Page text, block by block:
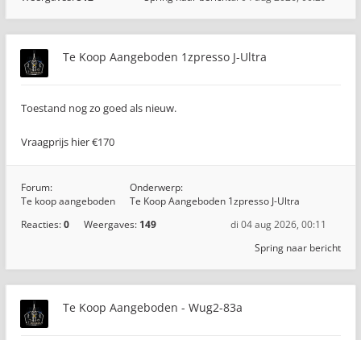
Te Koop Aangeboden 1zpresso J-Ultra
Toestand nog zo goed als nieuw.
Vraagprijs hier €170
Forum:
Te koop aangeboden
Onderwerp:
Te Koop Aangeboden 1zpresso J-Ultra
Reacties:0 Weergaves: 149
di 04 aug 2026, 00:11
Spring naar bericht
Te Koop Aangeboden - Wug2-83a